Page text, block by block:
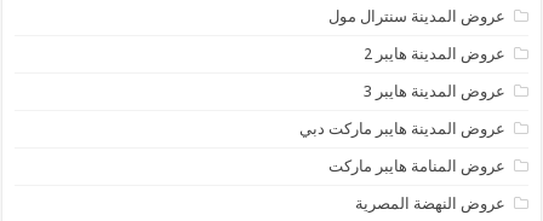
عروض المدينة سنترال مول
عروض المدينة هايبر 2
عروض المدينة هايبر 3
عروض المدينة هايبر ماركت دبي
عروض المنامة هايبر ماركت
عروض النهضة المصرية